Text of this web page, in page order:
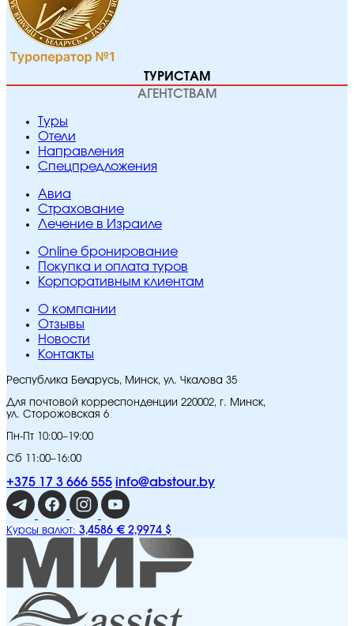
ТУРИСТАМ
АГЕНТСТВАМ
Туры
Отели
Направления
Спецпредложения
Авиа
Страхование
Лечение в Израиле
Online бронирование
Покупка и оплата туров
Корпоративным клиентам
O компании
Отзывы
Новости
Контакты
Республика Беларусь, Минск, ул. Чкалова 35
Для почтовой корреспонденции 220002, г. Минск,
ул. Сторожовская 6
Пн-Пт 10:00–19:00
Сб 11:00–16:00
+375 17 3 666 555 info@abstour.by
Курсы валют: 3,4586 € 2,9974 $